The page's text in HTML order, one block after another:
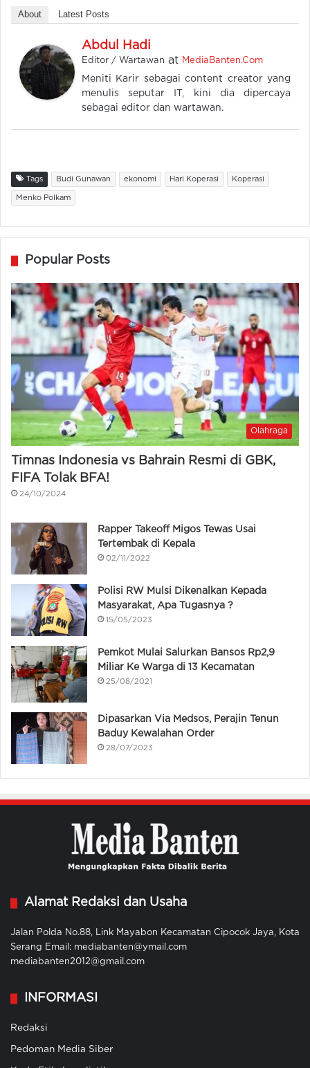
About Latest Posts
Abdul Hadi
Editor / Wartawan at MediaBanten.Com
Meniti Karir sebagai content creator yang
menulis seputar IT, kini dia dipercaya
sebagai editor dan wartawan.
Tags Budi Gunawan ekonomi Hari Koperasi Koperasi
Menko Polkam
Popular Posts
Olahraga
Timnas Indonesia vs Bahrain Resmi di GBK,
FIFA Tolak BFA!
24/10/2024
Rapper Takeoff Migos Tewas Usai
Tertembak di Kepala
02/11/2022
Polisi RW Mulsi Dikenalkan Kepada
Masyarakat, Apa Tugasnya ?
15/05/2023
Pemkot Mulai Salurkan Bansos Rp2,9
Miliar Ke Warga di 13 Kecamatan
25/08/2021
Dipasarkan Via Medsos, Perajin Tenun
Baduy Kewalahan Order
28/07/2023
Alamat Redaksi dan Usaha
Jalan Polda No.88, Link Mayabon Kecamatan Cipocok Jaya, Kota
Serang Email: mediabanten@ymail.com
mediabanten2012@gmail.com
INFORMASI
Redaksi
Pedoman Media Siber